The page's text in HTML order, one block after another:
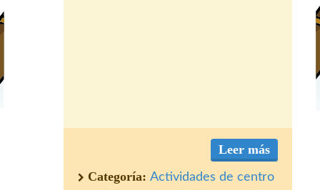
Leer más
Categoría: Actividades de centro